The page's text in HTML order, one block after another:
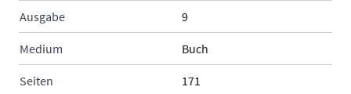
Ausgabe 9
Medium Buch
Seiten 171